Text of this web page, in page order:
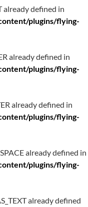
already defined in
plugins/flying-
already defined in
plugins/flying-
already defined in
plugins/flying-
already defined in
plugins/flying-
already defined